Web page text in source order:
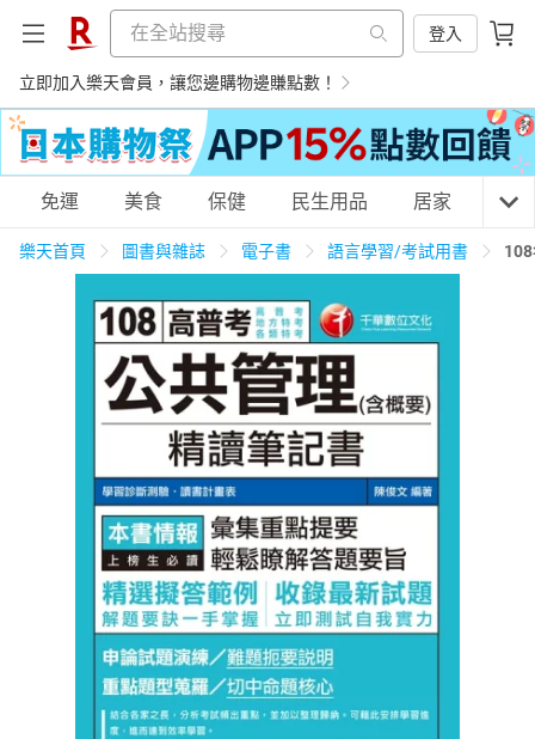
登入
立即加入樂天會員，讓您邊購物邊賺點數！
購物網分類
天天免運 美食蛋糕 養生保健 民生用品
居家生活 3C家電 運動休閒 親子玩具
男裝 化妝保養
日本購物 電子/紙本書
免運 美食 保健 民生用品 居家 3C
樂天首頁 圖書與雜誌 電子書 語言學習/考試用書